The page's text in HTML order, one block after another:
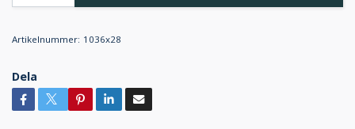
Artikelnummer: 1036x28
Dela